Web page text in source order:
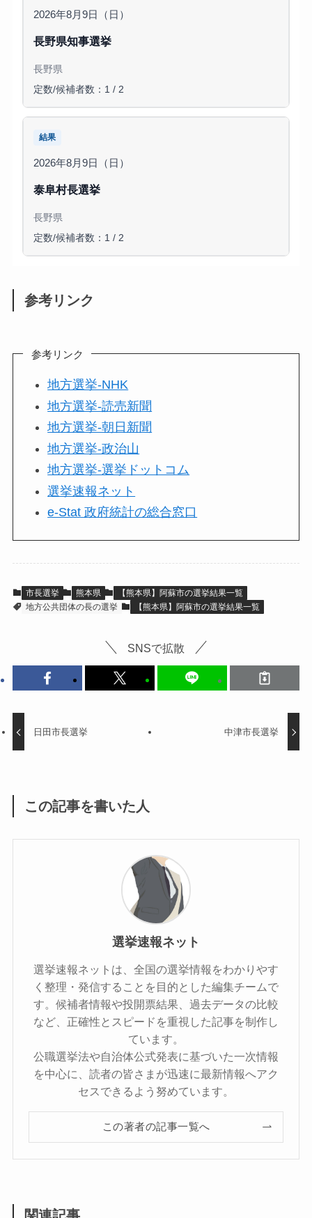
2026年8月9日（日）
長野県知事選挙
長野県
定数/候補者数：1 / 2
結果
2026年8月9日（日）
泰阜村長選挙
長野県
定数/候補者数：1 / 2
参考リンク
参考リンク
地方選挙-NHK
地方選挙-読売新聞
地方選挙-朝日新聞
地方選挙-政治山
地方選挙-選挙ドットコム
選挙速報ネット
e-Stat 政府統計の総合窓口
市長選挙 熊本県
【熊本県】阿蘇市の選挙結果一覧
地方公共団体の長の選挙
【熊本県】阿蘇市の選挙結果一覧
SNSで拡散
日田市長選挙 中津市長選挙
この記事を書いた人
選挙速報ネット
選挙速報ネットは、全国の選挙情報をわかりやす
く整理・発信することを目的とした編集チームで
す。候補者情報や投開票結果、過去データの比較
など、正確性とスピードを重視した記事を制作し
ています。
公職選挙法や自治体公式発表に基づいた一次情報
を中心に、読者の皆さまが迅速に最新情報へアク
セスできるよう努めています。
この著者の記事一覧へ